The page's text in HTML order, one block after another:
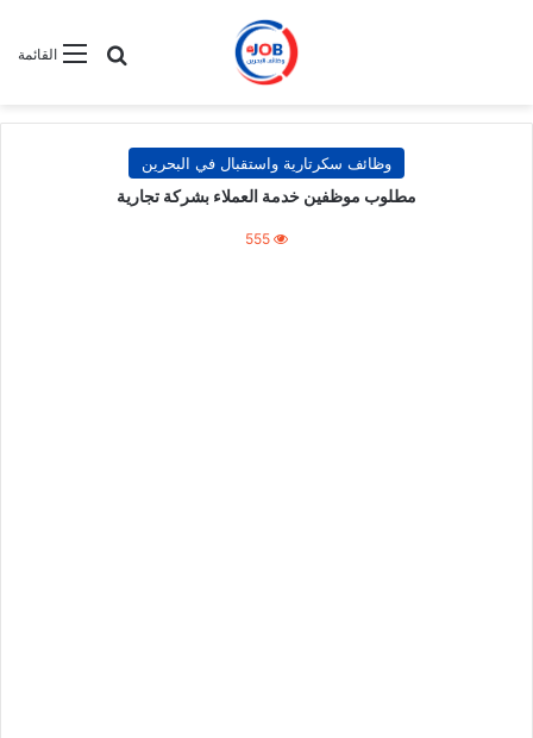
القائمةبحث عن
وظائف سكرتارية واستقبال في البحرين
مطلوب موظفين خدمة العملاء بشركة تجارية
555